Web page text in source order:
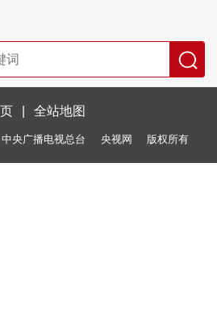
全站地图
中央广播电视总台 央视网 版权所有